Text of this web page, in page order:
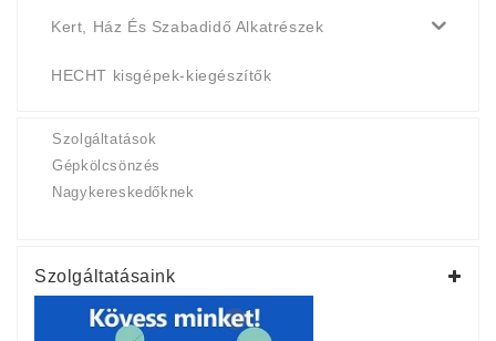
Kert, Ház És Szabadidő Alkatrészek
HECHT kisgépek-kiegészítők
Szolgáltatások
Gépkölcsönzés
Nagykereskedőknek
Szolgáltatásaink